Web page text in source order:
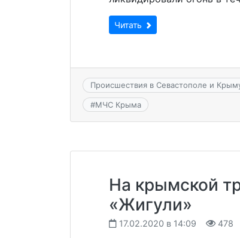
Читать
Происшествия в Севастополе и
#МЧС Крыма
На крымской
«Жигули»
17.02.2020 в 14:09 478